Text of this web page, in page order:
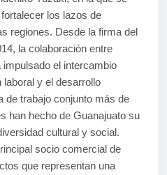
los lazos de
regiones. Desde la firma del
la colaboración entre
el intercambio
y el desarrollo
de trabajo conjunto más de
han hecho de Guanajuato su
cultural y social.
socio comercial de
que representan una